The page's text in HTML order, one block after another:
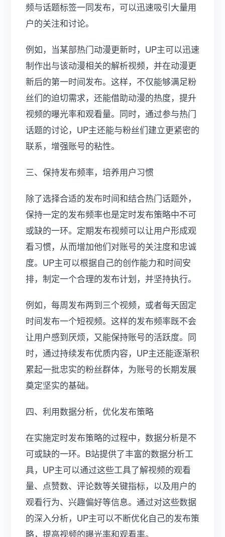
频与话题标签一同发布，可以迅速吸引大量用
户的关注和讨论。
例如，当某部热门动漫更新时，UP主可以迅速
制作出与该动漫相关的解析视频，并在动漫更
新后的第一时间发布。这样，不仅能够满足粉
丝们的迫切需求，还能借助动漫的热度，提升
视频的曝光率和观看量。同时，通过参与热门
话题的讨论，UP主还能与粉丝们建立更紧密的
联系，增强账号的粘性。
三、保持发布频率，培养用户习惯
除了选择合适的发布时间和结合热门话题外，
保持一定的发布频率也是定时发布策略中不可
或缺的一环。定期发布视频可以让用户形成观
看习惯，从而增加他们对账号的关注度和忠诚
度。UP主可以根据自己的创作能力和时间安
排，制定一个合理的发布计划，并坚持执行。
例如，每周发布两到三个视频，或者每天固定
时间发布一个短视频。这样的发布频率既不会
让用户感到厌烦，又能保持账号的活跃度。同
时，通过持续发布优质内容，UP主还能逐渐积
累起一批忠实的粉丝群体，为账号的长期发展
奠定坚实的基础。
四、利用数据分析，优化发布策略
在实施定时发布策略的过程中，数据分析是不
可或缺的一环。B站提供了丰富的数据分析工
具，UP主可以通过这些工具了解视频的观看
量、点赞数、评论数等关键指标，以及用户的
观看行为、兴趣偏好等信息。通过对这些数据
的深入分析，UP主可以不断优化自己的发布策
略，提高视频的曝光率和观看率。